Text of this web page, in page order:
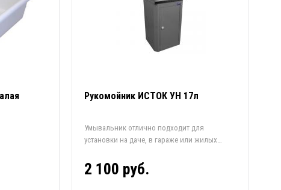
Рукомойник ИСТОК УН 17л
Умывальник отлично подходит для
установки на даче, в гараже или жилых
2 100 руб.